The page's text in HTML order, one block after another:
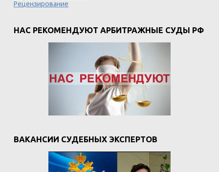
Рецензирование
НАС РЕКОМЕНДУЮТ АРБИТРАЖНЫЕ СУДЫ РФ
ВАКАНСИИ СУДЕБНЫХ ЭКСПЕРТОВ